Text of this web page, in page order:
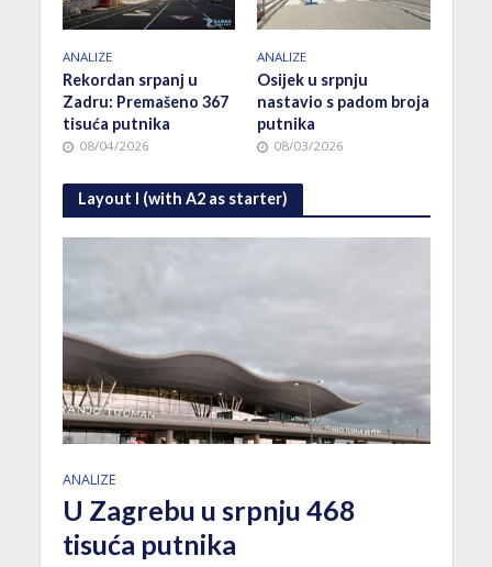
ANALIZE
Rekordan srpanj u
Zadru: Premašeno 367
tisuća putnika
08/04/2026
ANALIZE
Osijek u srpnju
nastavio s padom broja
putnika
08/03/2026
Layout I (with A2 as starter)
ANALIZE
U Zagrebu u srpnju 468
tisuća putnika